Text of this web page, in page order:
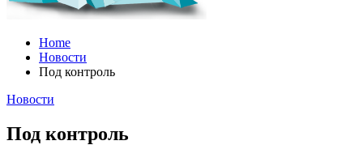
Home
Новости
Под контроль
Новости
Под контроль